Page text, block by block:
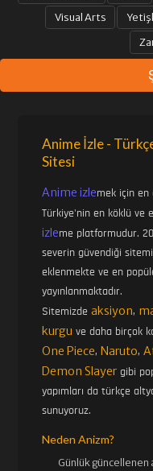
Visual Arts
Anime İzle -
Sitesi
Anime izlemek için en
Türkiye'nin en köklü ve
izleme platformudur.
severin güvendiği
eklenmekte ve en
yayınlanmaktadır.
Sitemizdeaksiyon,
kurgu ve daha birçok
One Piece, Naruto,
Demon Slayer gibi
yapımları da türkçe
sunuyoruz.
Neden Anizm?
Günlük güncellenen